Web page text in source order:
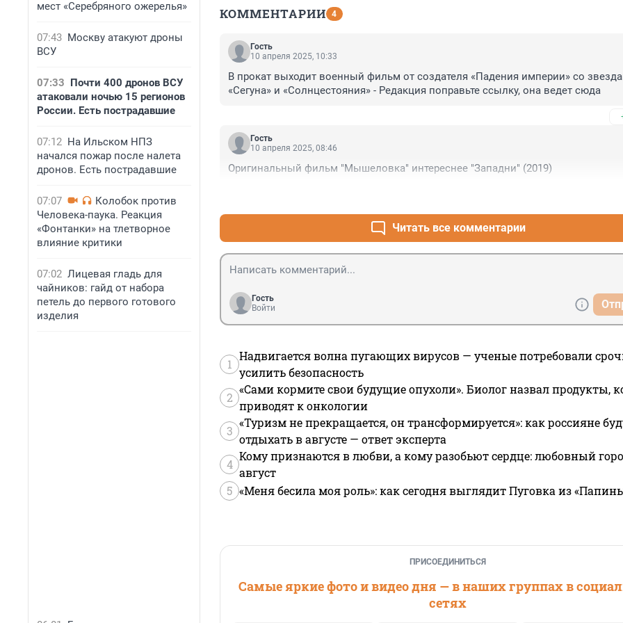
мест «Серебряного ожерелья»
07:43 Москву атакуют дроны
ВСУ
07:33 Почти 400 дронов ВСУ
атаковали ночью 15 регионов
России. Есть пострадавшие
07:12 На Ильском НПЗ
начался пожар после налета
дронов. Есть пострадавшие
07:07
Колобок против
Человека-паука. Реакция
«Фонтанки» на тлетворное
влияние критики
07:02 Лицевая гладь для
чайников: гайд от набора
петель до первого готового
изделия
КОММЕНТАРИИ 4
Гость
10 апреля 2025, 10:33
В прокат выходит военный фильм от создателя «Падения империи» со
«Сегуна» и «Солнцестояния» - Редакция поправьте ссылку, она ведет сюда
Гость
10 апреля 2025, 08:46
Оригинальный фильм "Мышеловка" интереснее "Западни" (2019)
Читать все комментарии
Гость
Войти
1
Надвигается волна пугающих вирусов — ученые потребовали
усилить безопасность
2
«Сами кормите свои будущие опухоли». Биолог назвал продукты,
приводят к онкологии
3
«Туризм не прекращается, он трансформируется»: как россияне
отдыхать в августе — ответ эксперта
4
Кому признаются в любви, а кому разобьют сердце: любовный
август
5 «Меня бесила моя роль»: как сегодня выглядит Пуговка из
ПРИСОЕДИНИТЬСЯ
Самые яркие фото и видео дня — в наших группах в
сетях